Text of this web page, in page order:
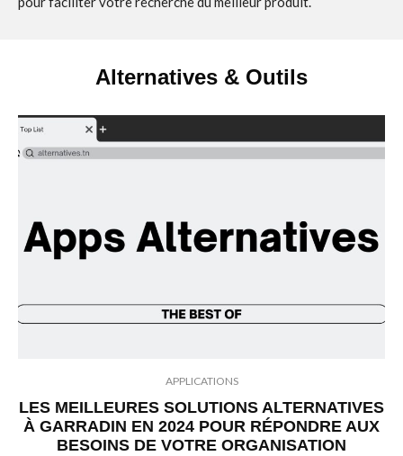
Alternatives & Outils
APPLICATIONS
LES MEILLEURES SOLUTIONS ALTERNATIVES
À GARRADIN EN 2024 POUR RÉPONDRE AUX
BESOINS DE VOTRE ORGANISATION